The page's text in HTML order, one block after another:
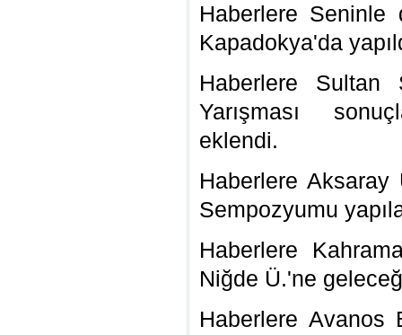
Haberlere Seninle
Kapadokya'da
Haberlere Sultan
Yarışması
eklendi.
Haberlere
Sempozyumu
Haberlere
Niğde Ü.'ne
Haberlere Avanos